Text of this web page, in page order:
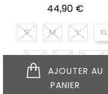
44,90 €Prix
S M L XL
XXL XS XXXL
PANIER